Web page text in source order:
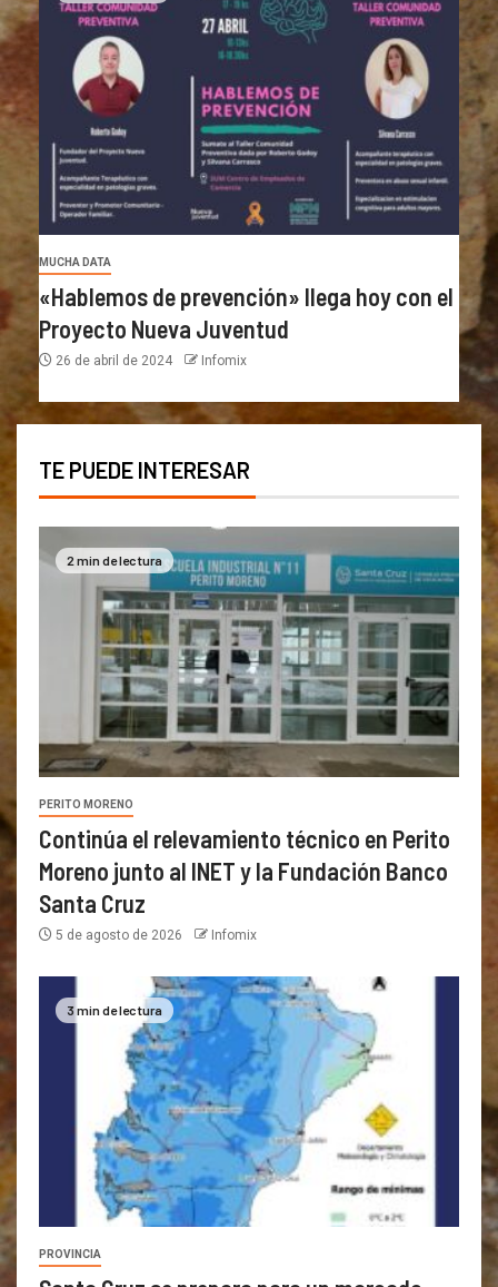
MUCHA DATA
«Hablemos de prevención» llega hoy con el
Proyecto Nueva Juventud
26 de abril de 2024 Infomix
TE PUEDE INTERESAR
2 min de lectura
PERITO MORENO
Continúa el relevamiento técnico en Perito
Moreno junto al INET y la Fundación Banco
Santa Cruz
5 de agosto de 2026 Infomix
3 min de lectura
PROVINCIA